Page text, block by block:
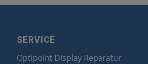
SERVICE
Optipoint Display Reparatur